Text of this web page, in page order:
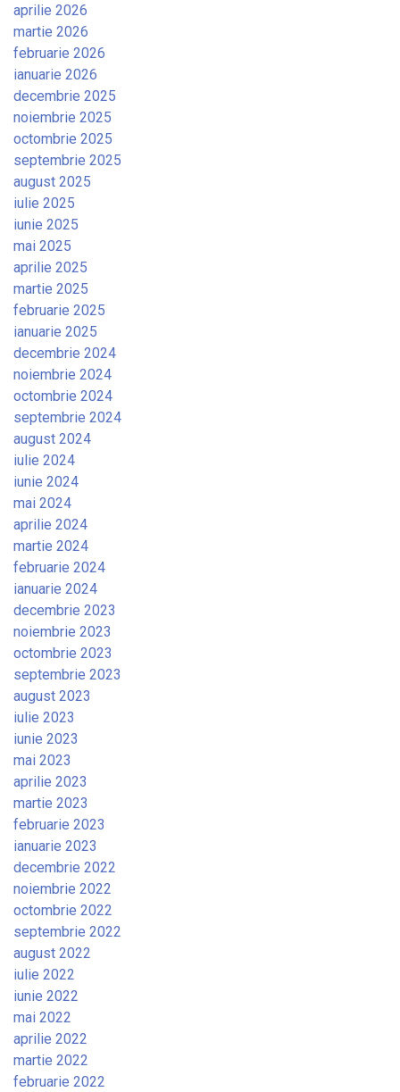
aprilie 2026
martie 2026
februarie 2026
ianuarie 2026
decembrie 2025
noiembrie 2025
octombrie 2025
septembrie 2025
august 2025
iulie 2025
iunie 2025
mai 2025
aprilie 2025
martie 2025
februarie 2025
ianuarie 2025
decembrie 2024
noiembrie 2024
octombrie 2024
septembrie 2024
august 2024
iulie 2024
iunie 2024
mai 2024
aprilie 2024
martie 2024
februarie 2024
ianuarie 2024
decembrie 2023
noiembrie 2023
octombrie 2023
septembrie 2023
august 2023
iulie 2023
iunie 2023
mai 2023
aprilie 2023
martie 2023
februarie 2023
ianuarie 2023
decembrie 2022
noiembrie 2022
octombrie 2022
septembrie 2022
august 2022
iulie 2022
iunie 2022
mai 2022
aprilie 2022
martie 2022
februarie 2022